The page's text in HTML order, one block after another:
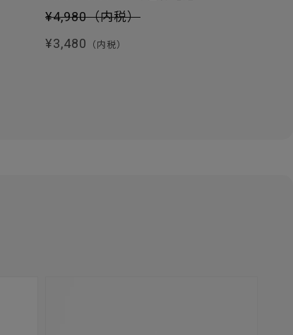
セール価格
¥4,980（内税）
通常価格
¥3,480 （内税）